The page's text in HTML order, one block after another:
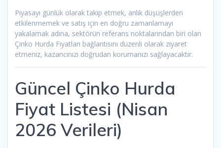
Piyasayı günlük olarak takip etmek, anlık düşüşlerden
etkilenmemek ve satış için en doğru zamanlamayı
yakalamak adına, sektörün referans noktalarından biri olan
Çinko Hurda Fiyatları bağlantısını düzenli olarak ziyaret
etmeniz, kazancınızı doğrudan korumanızı sağlayacaktır.
Güncel Çinko Hurda
Fiyat Listesi (Nisan
2026 Verileri)